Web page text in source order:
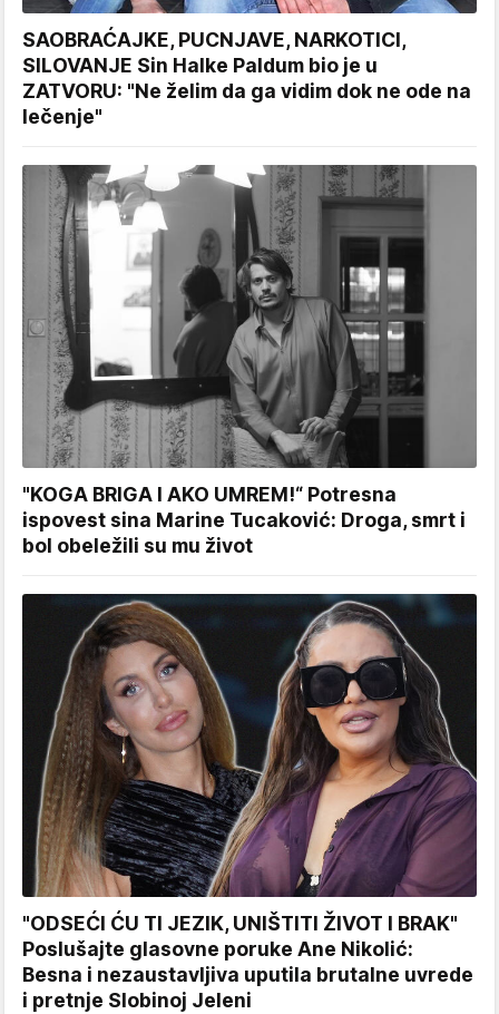
SAOBRAĆAJKE, PUCNJAVE, NARKOTICI,
SILOVANJE Sin Halke Paldum bio je u
ZATVORU: "Ne želim da ga vidim dok ne ode na
lečenje"
"KOGA BRIGA I AKO UMREM!“ Potresna
ispovest sina Marine Tucaković: Droga, smrt i
bol obeležili su mu život
"ODSEĆI ĆU TI JEZIK, UNIŠTITI ŽIVOT I BRAK"
Poslušajte glasovne poruke Ane Nikolić:
Besna i nezaustavljiva uputila brutalne uvrede
i pretnje Slobinoj Jeleni